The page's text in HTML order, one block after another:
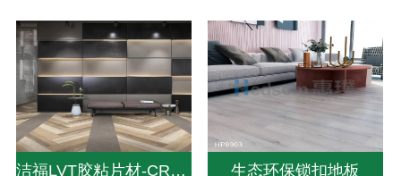
洁福LVT胶粘片材-CREATION 55-DRY BACK 生态环保锁扣地板